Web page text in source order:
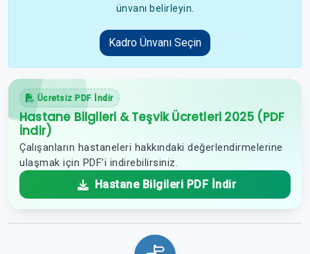
ünvanı belirleyin.
Kadro Ünvanı Seçin
Ücretsiz PDF İndir
Hastane Bilgileri & Teşvik Ücretleri 2025 (PDF
İndir)
Çalışanların hastaneleri hakkındaki değerlendirmelerine
ulaşmak için PDF’i indirebilirsiniz.
Hastane Bilgileri PDF İndir